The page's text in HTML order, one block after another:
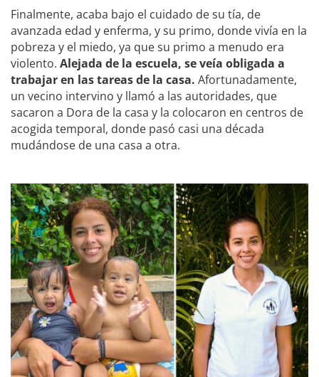
Finalmente, acaba bajo el cuidado de su tía, de
avanzada edad y enferma, y su primo, donde vivía en la
pobreza y el miedo, ya que su primo a menudo era
violento. Alejada de la escuela, se veía obligada a
trabajar en las tareas de la casa. Afortunadamente,
un vecino intervino y llamó a las autoridades, que
sacaron a Dora de la casa y la colocaron en centros de
acogida temporal, donde pasó casi una década
mudándose de una casa a otra.